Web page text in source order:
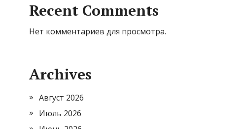
Recent Comments
Нет комментариев для просмотра.
Archives
Август 2026
Июль 2026